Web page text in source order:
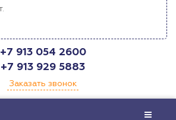
+7 913 054 2600
+7 913 929 5883
Заказать звонок
Меню